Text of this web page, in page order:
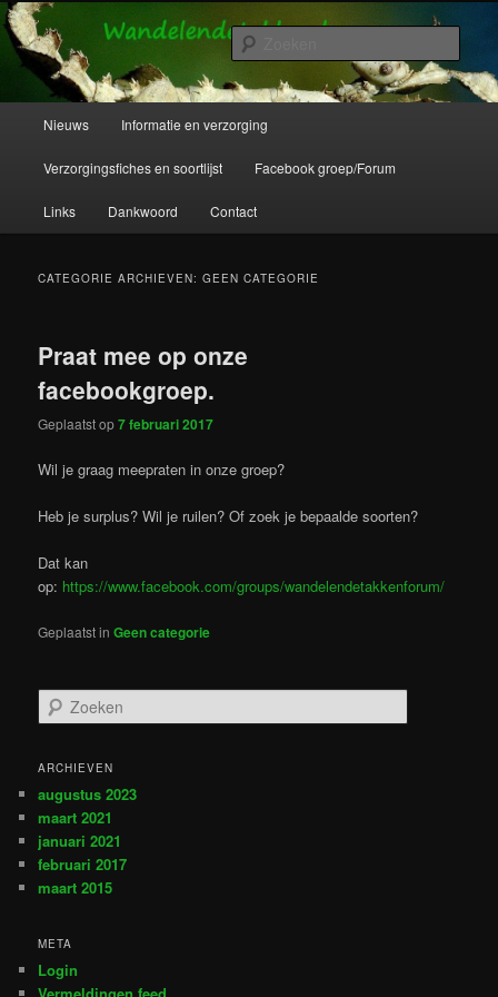
Spring
naar
primaire
inhoud
Spring
naar
secundaire
inhoudWandelende Takken en Wandelende
Bladeren
Wandelende takken en wandelende bladeren info en verzorging.
Nieuws Informatie en verzorging
Verzorgingsfiches en soortlijst Facebook groep/Forum
Links Dankwoord Contact
CATEGORIE ARCHIEVEN:GEEN CATEGORIE
Praat mee op onze
facebookgroep.
Geplaatst op7 februari 2017
Wil je graag meepraten in onze groep?
Heb je surplus? Wil je ruilen? Of zoek je bepaalde soorten?
Dat kan
op: https://www.facebook.com/groups/wandelendetakkenforum/
Geplaatst in Geen categorie
o
k
n
ARCHIEVEN
augustus 2023
maart 2021
januari 2021
februari 2017
maart 2015
META
Login
Vermeldingen feed